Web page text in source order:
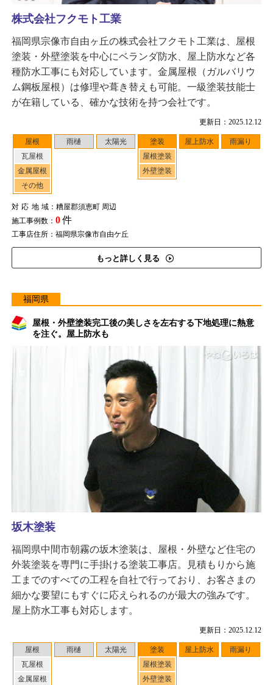
更新日：2025.12.12
屋根
瓦屋根
金属屋根
その他
雨樋 太陽光
塗装
屋根塗装
外壁塗装
屋上防水 雨漏り
対応地域：糟屋郡須恵町 周辺
施工事例数： 0件
工事店住所：福岡県宗像市自由ケ丘
もっと詳しく見る
株式会社フクモト工業
福岡県宗像市自由ヶ丘の株式会社フクモト工業は、屋根
塗装・外壁塗装を中心にベランダ防水、屋上防水など各
種防水工事にも対応しています。金属屋根（ガルバリウ
ム鋼板屋根）は修理や葺き替えも可能。一級塗装技能士
が在籍している、確かな技術を持つ会社です。
福岡県
屋根・外壁塗装完工後の美しさを左右する下地処理に熱意
を注ぐ。屋上防水も
更新日：2025.12.12
屋根
瓦屋根
金属屋根
雨樋 太陽光
塗装
屋根塗装
外壁塗装
屋上防水 雨漏り
坂木塗装
福岡県中間市朝霧の坂木塗装は、屋根・外壁など住宅の
外装塗装を専門に手掛ける塗装工事店。見積もりから施
工までのすべての工程を自社で行っており、お客さまの
細かな要望にもすぐに応えられるのが最大の強みです。
屋上防水工事も対応します。